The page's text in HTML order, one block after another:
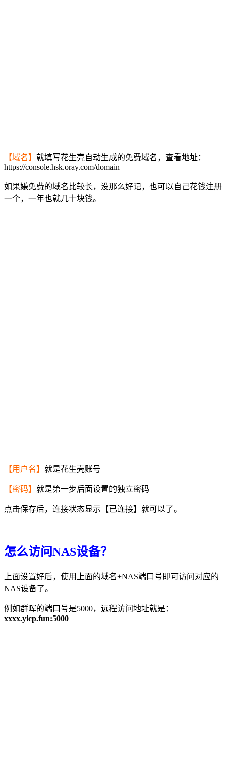
【域名】 就填写花生壳自动生成的免费域名，查看地址：
https://console.hsk.oray.com/domain
如果嫌免费的域名比较长，没那么好记，也可以自己花钱注册
一个，一年也就几十块钱。
【用户名】 就是花生壳账号
【密码】 就是第一步后面设置的独立密码
点击保存后，连接状态显示【已连接】就可以了。
怎么访问NAS设备？
上面设置好后，使用上面的域名+NAS端口号即可访问对应的
NAS设备了。
例如群晖的端口号是5000，远程访问地址就是：
xxxx.yicp.fun:5000